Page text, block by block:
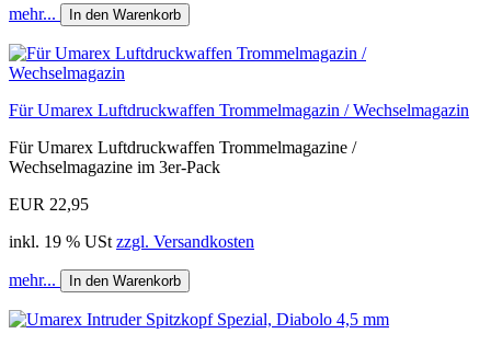
mehr... In den Warenkorb
Für Umarex Luftdruckwaffen Trommelmagazin / Wechselmagazin
Für Umarex Luftdruckwaffen Trommelmagazine /
Wechselmagazine im 3er-Pack
EUR 22,95
inkl. 19 % USt zzgl. Versandkosten
mehr... In den Warenkorb